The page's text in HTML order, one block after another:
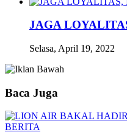
JAGA
Selasa, April 19, 2022
Baca Juga
BERITA